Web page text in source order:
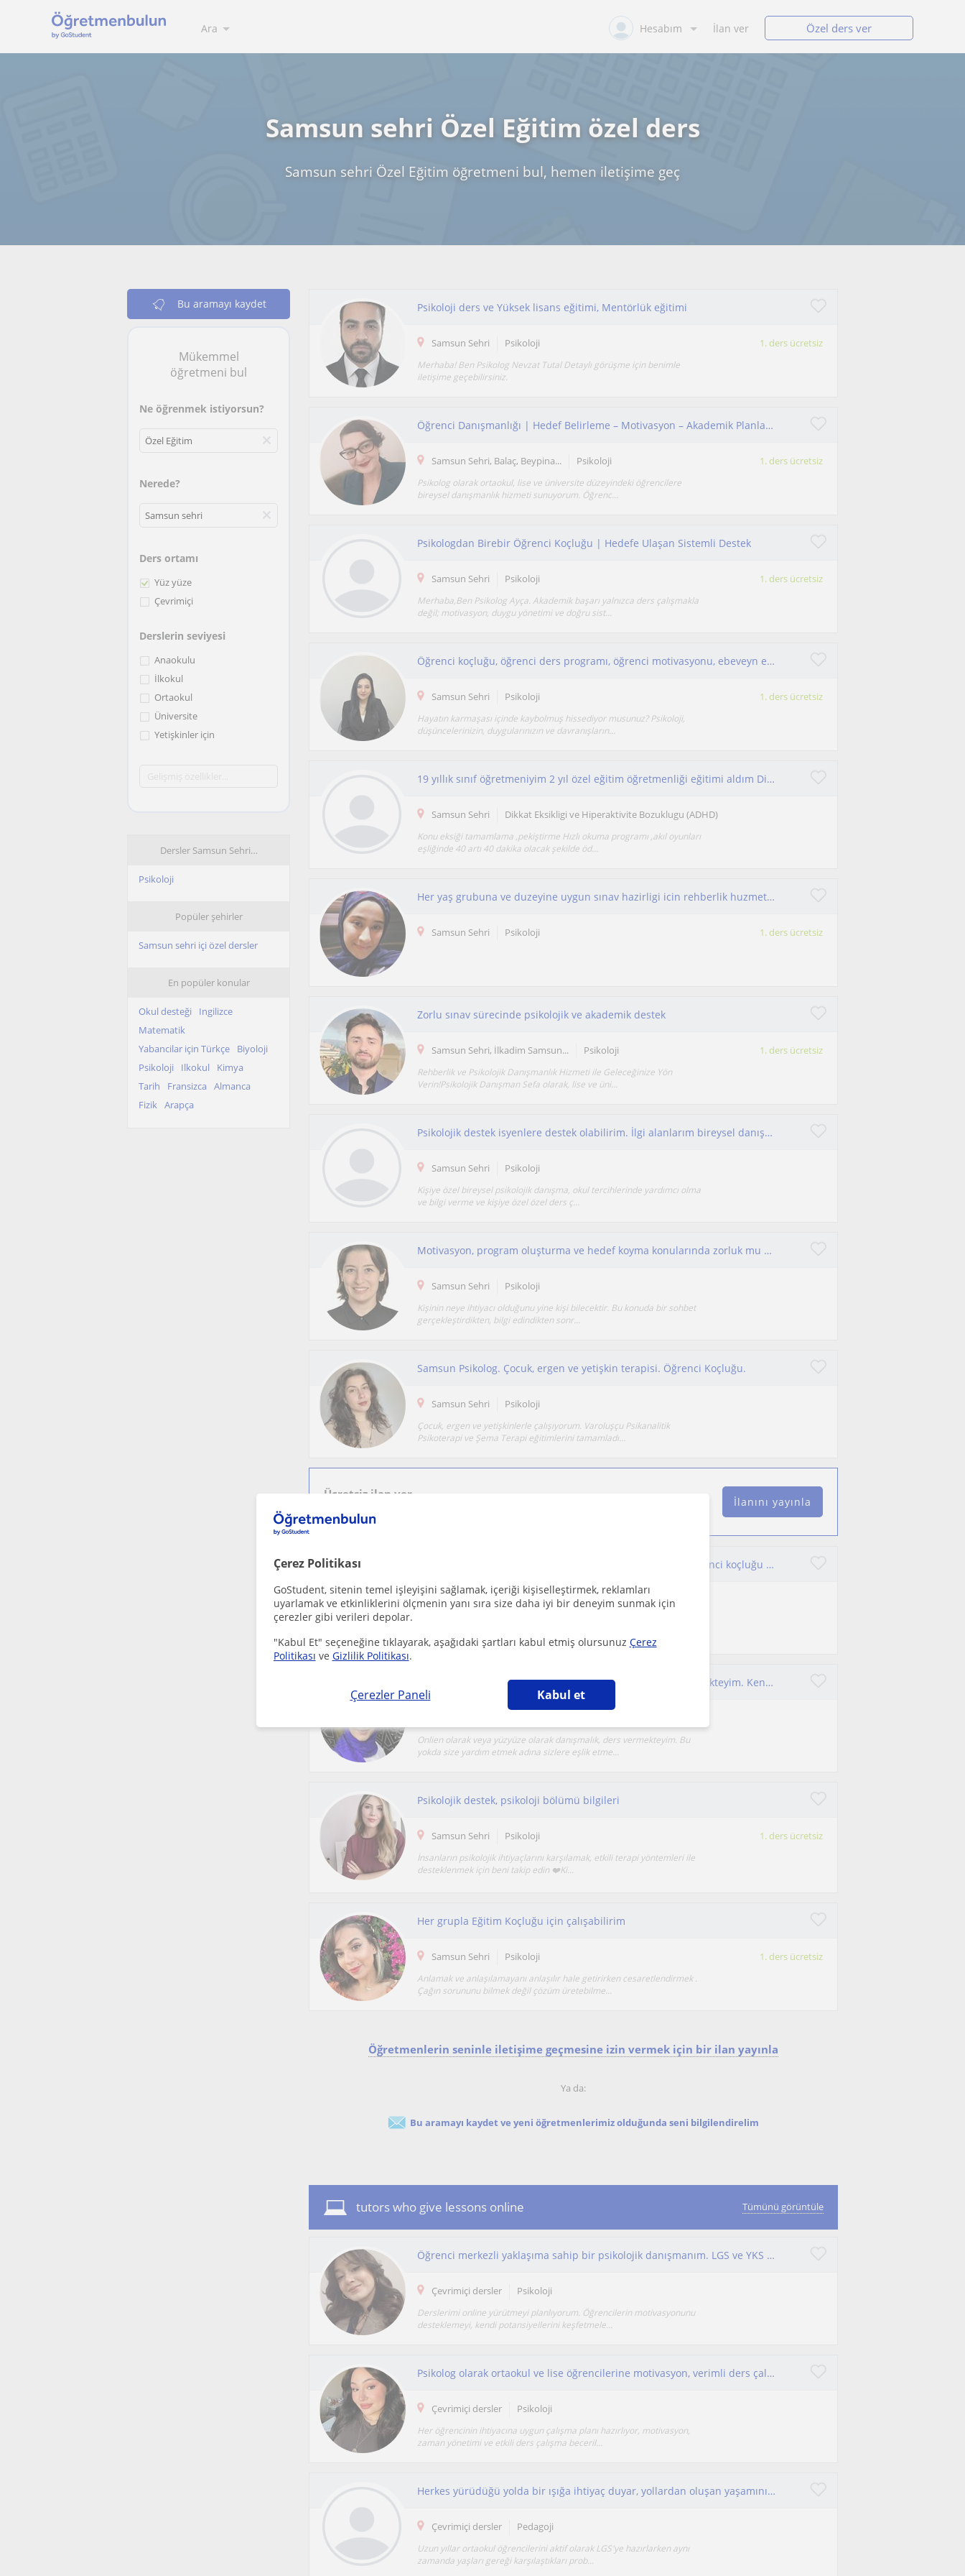
Çerez Politikası
GoStudent, sitenin temel işleyişini sağlamak, içeriği kişiselleştirmek, reklamları
uyarlamak ve etkinliklerini ölçmenin yanı sıra size daha iyi bir deneyim sunmak için
çerezler gibi verileri depolar.
"Kabul Et" seçeneğine tıklayarak, aşağıdaki şartları kabul etmiş olursunuz Çerez
Politikası ve Gizlilik Politikası.
Çerezler Paneli Kabul et
Ara Hesabım İlan ver Özel ders ver
Samsun sehri Özel Eğitim özel ders
Samsun sehri Özel Eğitim öğretmeni bul, hemen iletişime geç
Bu aramayı kaydet
Mükemmel
öğretmeni bul
Ne öğrenmek istiyorsun?
Nerede?
Ders ortamı
Yüz yüze
Çevrimiçi
Derslerin seviyesi
Anaokulu
İlkokul
Ortaokul
Üniversite
Yetişkinler için
Dersler Samsun Sehri…
Psikoloji
Popüler şehirler
Samsun sehri içi özel dersler
En popüler konular
Okul desteği
Ingilizce
Matematik
Yabancilar için Türkçe
Biyoloji
Psikoloji
Ilkokul
Kimya
Tarih
Fransizca
Almanca
Fizik Arapça
Psikoloji ders ve Yüksek lisans eğitimi, Mentörlük eğitimi
Samsun Sehri Psikoloji 1. ders ücretsiz
Merhaba! Ben Psikolog Nevzat Tutal Detaylı görüşme için benimle
iletişime geçebilirsiniz.
Öğrenci Danışmanlığı | Hedef Belirleme – Motivasyon – Akademik Planlama
Samsun Sehri, Balaç, Beypina... Psikoloji 1. ders ücretsiz
Psikolog olarak ortaokul, lise ve üniversite düzeyindeki öğrencilere
bireysel danışmanlık hizmeti sunuyorum. Öğrenc...
Psikologdan Birebir Öğrenci Koçluğu | Hedefe Ulaşan Sistemli Destek
Samsun Sehri Psikoloji 1. ders ücretsiz
Merhaba,Ben Psikolog Ayça. Akademik başarı yalnızca ders çalışmakla
değil; motivasyon, duygu yönetimi ve doğru sist...
Öğrenci koçluğu, öğrenci ders programı, öğrenci motivasyonu, ebeveyn eğitimi
Samsun Sehri Psikoloji 1. ders ücretsiz
Hayatın karmaşası içinde kaybolmuş hissediyor musunuz? Psikoloji,
düşüncelerinizin, duygularınızın ve davranışların...
19 yıllık sınıf öğretmeniyim 2 yıl özel eğitim öğretmenliği eğitimi aldım Disleksi eğitimi aldım veli ile işbirliği içerisinde
Samsun Sehri Dikkat Eksikligi ve Hiperaktivite Bozuklugu (ADHD)
Konu eksiği tamamlama ,pekiştirme Hızlı okuma programı ,akıl oyunları
eşliğinde 40 artı 40 dakika olacak şekilde öd...
Her yaş grubuna ve duzeyine uygun sınav hazirligi icin rehberlik huzmeti sunuyorum
Samsun Sehri Psikoloji 1. ders ücretsiz
Zorlu sınav sürecinde psikolojik ve akademik destek
Samsun Sehri, İlkadim Samsun... Psikoloji 1. ders ücretsiz
Rehberlik ve Psikolojik Danışmanlık Hizmeti ile Geleceğinize Yön
Verin!Psikolojik Danışman Sefa olarak, lise ve üni...
Psikolojik destek isyenlere destek olabilirim. İlgi alanlarım bireysel danışma, sınav kaygısıve kariyer danışmanlığıdır.
Samsun Sehri Psikoloji
Kişiye özel bireysel psikolojik danışma, okul tercihlerinde yardımcı olma
ve bilgi verme ve kişiye özel özel ders ç...
Motivasyon, program oluşturma ve hedef koyma konularında zorluk mu yaşıyorsun? Sana destek olmak için buradayım.
Samsun Sehri Psikoloji
Kişinin neye ihtiyacı olduğunu yine kişi bilecektir. Bu konuda bir sohbet
gerçekleştirdikten, bilgi edindikten sonr...
Samsun Psikolog. Çocuk, ergen ve yetişkin terapisi. Öğrenci Koçluğu.
Samsun Sehri Psikoloji
Çocuk, ergen ve yetişkinlerle çalışıyorum. Varoluşçu Psikanalitik
Psikoterapi ve Şema Terapi eğitimlerini tamamladı...
Ücretsiz ilan ver
Ücretsiz bir ilan ver ve öğretmenlerin seninle iletişime geçmesini sağla
İlanını yayınla
Çocuk, ergen ve yetişkinlerle çalışıyorum. Psikoterapi ve öğrenci koçluğu hizmetleri veriyorum.
Samsun Sehri Psikoloji
Bireysel, Çift, İlkişki, çocuk alanında seans ve eğitimler vermekteyim. Kendinizi geliştirme adına bı yolda size yardımcı oluyorum.
Onlien olarak veya yüzyüze olarak danışmalık, ders vermekteyim. Bu
yokda size yardım etmek adına sizlere eşlik etme...
Psikolojik destek, psikoloji bölümü bilgileri
Samsun Sehri Psikoloji 1. ders ücretsiz
İnsanların psikolojik ihtiyaçlarını karşılamak, etkili terapi yöntemleri ile
desteklenmek için beni takip edin ❤️Ki...
Her grupla Eğitim Koçluğu için çalışabilirim
Samsun Sehri Psikoloji 1. ders ücretsiz
Anlamak ve anlaşılamayanı anlaşılır hale getirirken cesaretlendirmek .
Çağın sorununu bilmek değil çözüm üretebilme...
Öğretmenlerin seninle iletişime geçmesine izin vermek için bir ilan yayınla
Ya da:
Bu aramayı kaydet ve yeni öğretmenlerimiz olduğunda seni bilgilendirelim
tutors who give lessons online Tümünü görüntüle
Öğrenci merkezli yaklaşıma sahip bir psikolojik danışmanım. LGS ve YKS dönemi öğrencilerine hitap ediyorum.
Çevrimiçi dersler Psikoloji
Derslerimi online yürütmeyi planlıyorum. Öğrencilerin motivasyonunu
desteklemeyi, kendi potansiyellerini keşfetmele...
Psikolog olarak ortaokul ve lise öğrencilerine motivasyon, verimli ders çalışma ve sınav kaygısı konularında bireysel destek sağlı
Çevrimiçi dersler Psikoloji
Her öğrencinin ihtiyacına uygun çalışma planı hazırlıyor, motivasyon,
zaman yönetimi ve etkili ders çalışma beceril...
Herkes yürüdüğü yolda bir ışığa ihtiyaç duyar, yollardan oluşan yaşamınızda doğru rehberlik her şeyi kolaylaştırabilir.
Çevrimiçi dersler Pedagoji
Uzun yıllar ortaokul öğrencilerini aktif olarak LGS'ye hazırlarken aynı
zamanda yaşları gereği karşılaştıkları prob...